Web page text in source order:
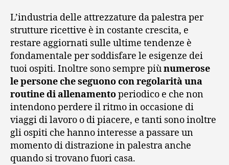
L’industria delle attrezzature da palestra per
strutture ricettive è in costante crescita, e
restare aggiornati sulle ultime tendenze è
fondamentale per soddisfare le esigenze dei
tuoi ospiti. Inoltre sono sempre piùnumerose
le persone che seguono con regolarità una
routine di allenamentoperiodico e che non
intendono perdere il ritmo in occasione di
viaggi di lavoro o di piacere, e tanti sono inoltre
gli ospiti che hanno interesse a passare un
momento di distrazione in palestra anche
quando si trovano fuori casa.